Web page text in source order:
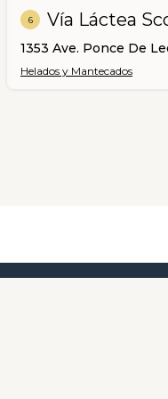
6 Vía Láctea
1353 Ave. Ponce De
Helados y Mantecados